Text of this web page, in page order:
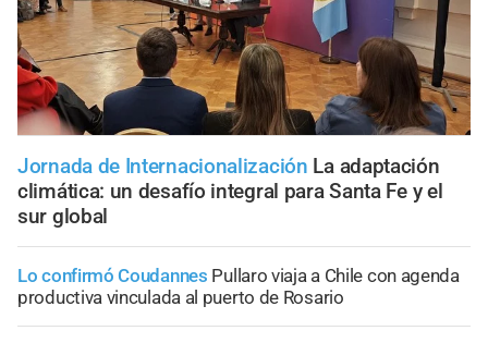
Jornada de Internacionalización La adaptación
climática: un desafío integral para Santa Fe y el
sur global
Lo confirmó Coudannes Pullaro viaja a Chile con agenda
productiva vinculada al puerto de Rosario